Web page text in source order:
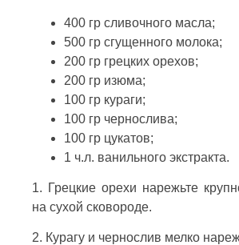
400 гр сливочного масла;
500 гр сгущенного молока;
200 гр грецких орехов;
200 гр изюма;
100 гр кураги;
100 гр чернослива;
100 гр цукатов;
1 ч.л. ванильного экстракта.
1. Грецкие орехи нарежьте
на сухой сковороде.
2. Курагу и чернослив мелко